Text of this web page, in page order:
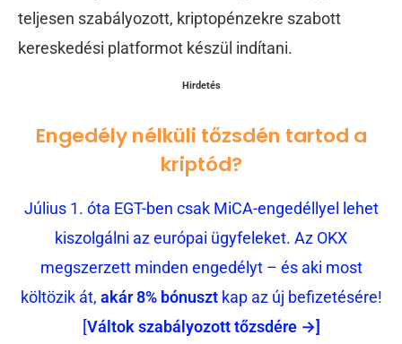
teljesen szabályozott, kriptopénzekre szabott
kereskedési platformot készül indítani.
Hirdetés
Engedély nélküli tőzsdén tartod a
kriptód?
Július 1. óta EGT-ben csak MiCA-engedéllyel lehet
kiszolgálni az európai ügyfeleket. Az OKX
megszerzett minden engedélyt – és aki most
költözik át, akár 8% bónusztkap az új befizetésére!
[Váltok szabályozott tőzsdére →]